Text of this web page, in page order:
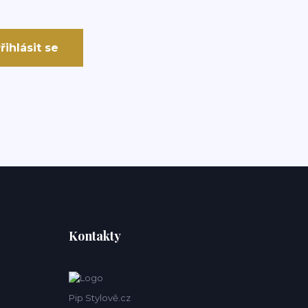
se
Kontakty
Pip Stylově.cz